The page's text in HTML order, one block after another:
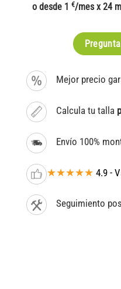
o desde 1 €/mes x 24
Mejor precio
Calcula tu talla
Envío 100%
★★★★★ 4.9 -
Seguimiento